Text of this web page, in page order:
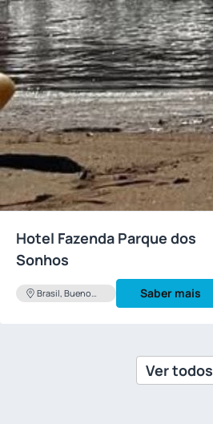
Hotel Fazenda Parque dos
Sonhos
Brasil, Bueno
Saber mais
Ver todos